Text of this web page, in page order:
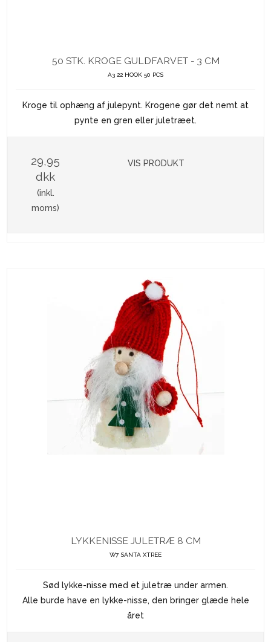
50 STK. KROGE GULDFARVET - 3 CM
A3 22 HOOK 50 PCS
Kroge til ophæng af julepynt. Krogene gør det nemt at
pynte en gren eller juletræet.
29,95
dkk
(inkl.
moms)
VIS PRODUKT
LYKKENISSE JULETRÆ 8 CM
W7 SANTA XTREE
Sød lykke-nisse med et juletræ under armen.
Alle burde have en lykke-nisse, den bringer glæde hele
året